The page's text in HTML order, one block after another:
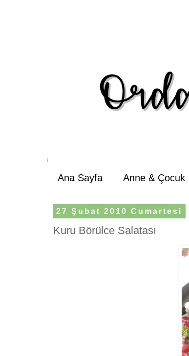
Ana Sayfa Anne & Çocuk
27 Şubat 2010 Cumartesi
Kuru Börülce Salatası